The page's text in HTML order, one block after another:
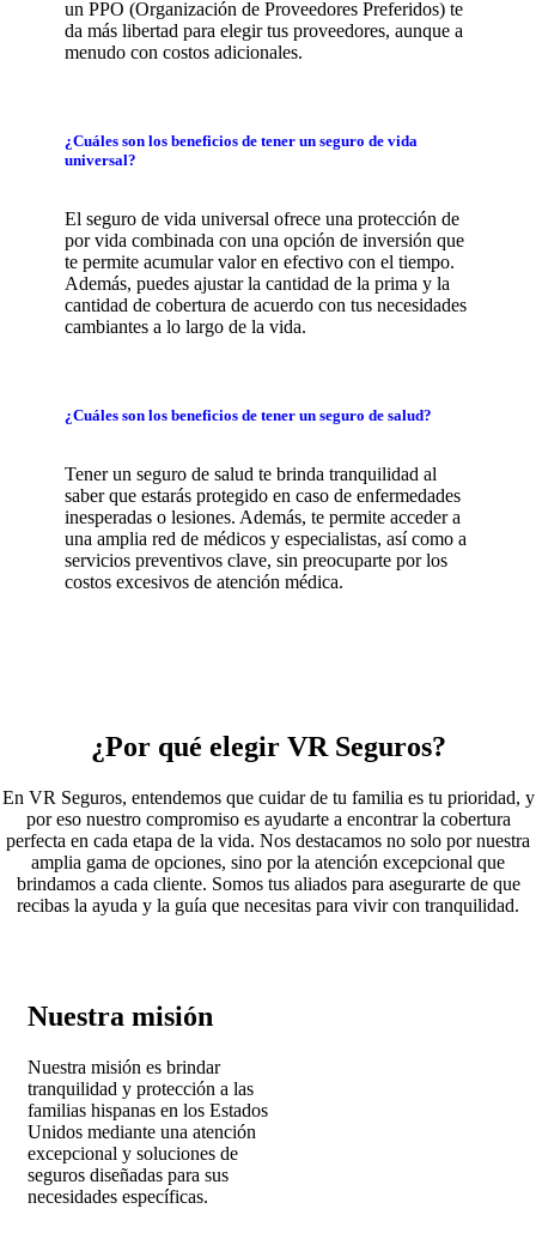
un PPO (Organización de Proveedores Preferidos) te
da más libertad para elegir tus proveedores, aunque a
menudo con costos adicionales.
¿Cuáles son los beneficios de tener un seguro de vida
universal?
El seguro de vida universal ofrece una protección de
por vida combinada con una opción de inversión que
te permite acumular valor en efectivo con el tiempo.
Además, puedes ajustar la cantidad de la prima y la
cantidad de cobertura de acuerdo con tus necesidades
cambiantes a lo largo de la vida.
¿Cuáles son los beneficios de tener un seguro de salud?
Tener un seguro de salud te brinda tranquilidad al
saber que estarás protegido en caso de enfermedades
inesperadas o lesiones. Además, te permite acceder a
una amplia red de médicos y especialistas, así como a
servicios preventivos clave, sin preocuparte por los
costos excesivos de atención médica.
¿Por qué elegir VR Seguros?
En VR Seguros, entendemos que cuidar de tu familia es tu prioridad, y
por eso nuestro compromiso es ayudarte a encontrar la cobertura
perfecta en cada etapa de la vida. Nos destacamos no solo por nuestra
amplia gama de opciones, sino por la atención excepcional que
brindamos a cada cliente. Somos tus aliados para asegurarte de que
recibas la ayuda y la guía que necesitas para vivir con tranquilidad.
Nuestra misión
Nuestra misión es brindar
tranquilidad y protección a las
familias hispanas en los Estados
Unidos mediante una atención
excepcional y soluciones de
seguros diseñadas para sus
necesidades específicas.